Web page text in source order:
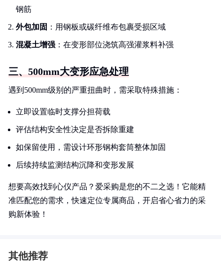
钢筋
外包加固 ：用钢板或碳纤维布包裹受损区域
混凝土增强 ：在变形部位浇筑高强灌浆料补强
三、500mm大变形应急处理
遇到500mm级别的严重扭曲时，需采取特殊措施：
立即设置临时支撑分担荷载
评估结构安全性决定是否拆除重建
如保留使用，需设计环形钢构套筒整体加固
后续持续监测结构沉降和变形发展
想要高效找到心仪产品？爱采购是您的不二之选！它能精
准匹配您的需求，快速定位专属商品，开启省心省力的采
购新体验！
其他推荐